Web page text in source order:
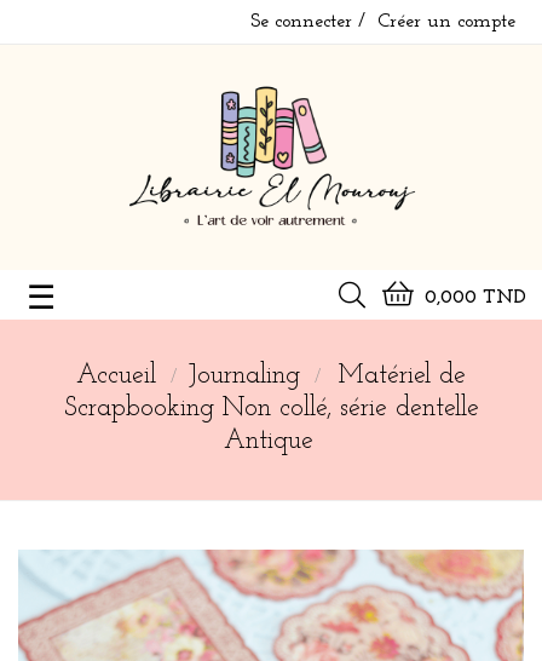
Se connecter Créer un compte
0,000 TND
Basculer
navigation
☰
Accueil Journaling
Matériel de
Scrapbooking Non collé, série dentelle
Antique